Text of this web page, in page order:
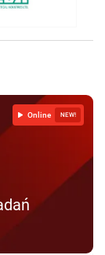
Online NEW!